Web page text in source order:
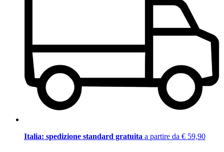
Italia: spedizione standard gratuita a partire da € 59,90